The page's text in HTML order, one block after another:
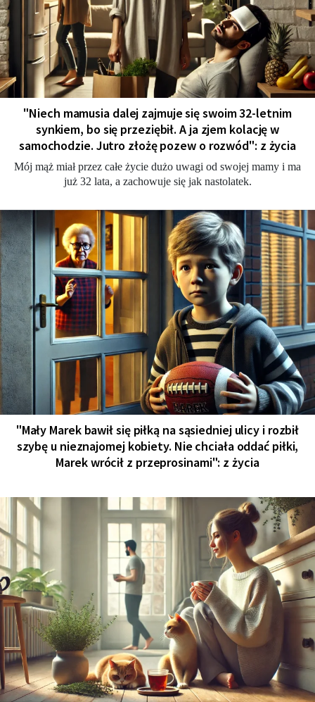
"Niech mamusia dalej zajmuje się swoim 32-letnim
synkiem, bo się przeziębił. A ja zjem kolację w
samochodzie. Jutro złożę pozew o rozwód": z życia
Mój mąż miał przez całe życie dużo uwagi od swojej mamy i ma
już 32 lata, a zachowuje się jak nastolatek.
"Mały Marek bawił się piłką na sąsiedniej ulicy i rozbił
szybę u nieznajomej kobiety. Nie chciała oddać piłki,
Marek wrócił z przeprosinami": z życia